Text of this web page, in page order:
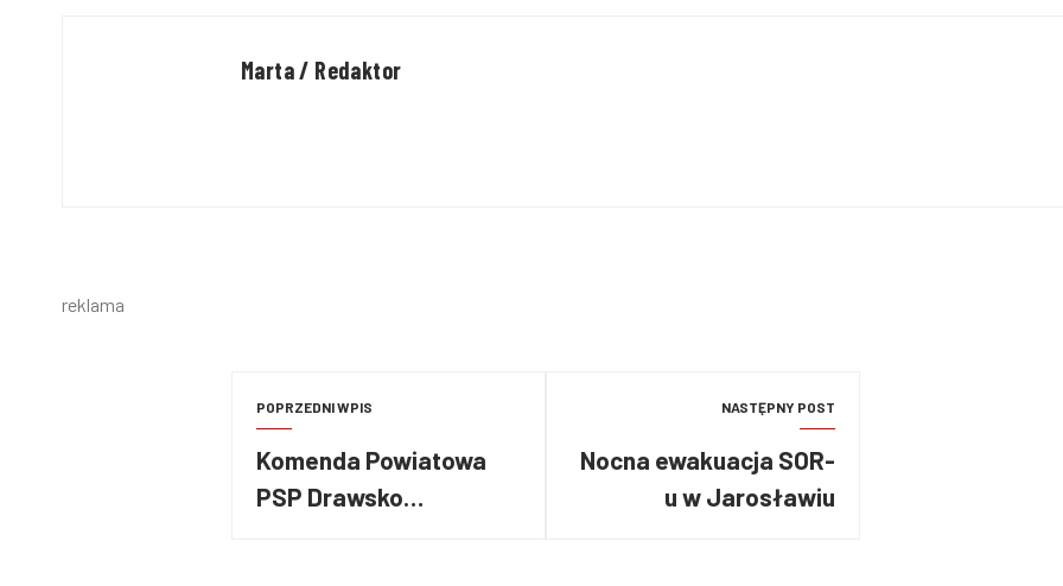
Marta / Redaktor
reklama
POPRZEDNI WPIS
Komenda Powiatowa
PSP Drawsko
NASTĘPNY POST
Nocna ewakuacja SOR-
u w Jarosławiu